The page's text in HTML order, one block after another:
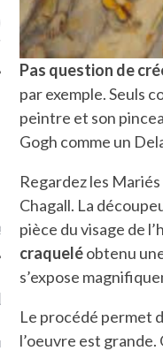
surla-femme-qui-
TWITTER
@Isa_Monrozier
ARCACHON
je t'aime, my little bassin
Pas question de
par exemple. Seuls
peintre et son
Gogh comme un
Regardez les
Chagall. La
pièce du visage de
craqueléobtenu
s’expose
Le procédé permet
l’oeuvre est grande.